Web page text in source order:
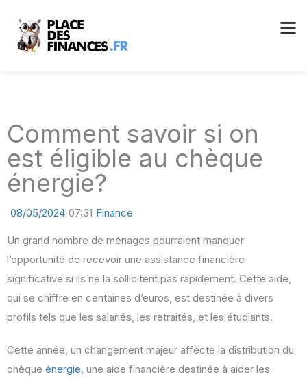
Comment savoir si on
est éligible au chèque
énergie?
08/05/2024 07:31 Finance
Un grand nombre de ménages pourraient manquer
l’opportunité de recevoir une assistance financière
significative si ils ne la sollicitent pas rapidement. Cette aide,
qui se chiffre en centaines d’euros, est destinée à divers
profils tels que les salariés, les retraités, et les étudiants.
Cette année, un changement majeur affecte la distribution du
chèque énergie, une aide financière destinée à aider les